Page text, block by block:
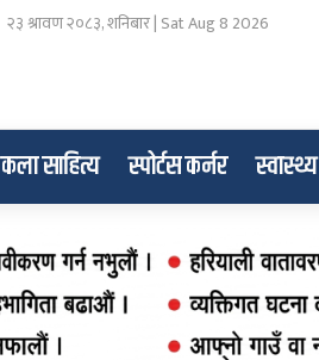
२३ श्रावण २०८३, शनिबार | Sat Aug 8 2026
कला साहित्य स्पोर्टस कर्नर स्वास्थ्य